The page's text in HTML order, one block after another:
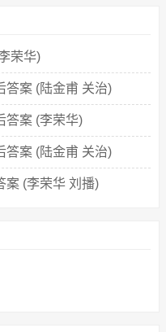
荣华)
答案 (陆金甫 关治)
答案 (李荣华)
答案 (陆金甫 关治)
案 (李荣华 刘播)